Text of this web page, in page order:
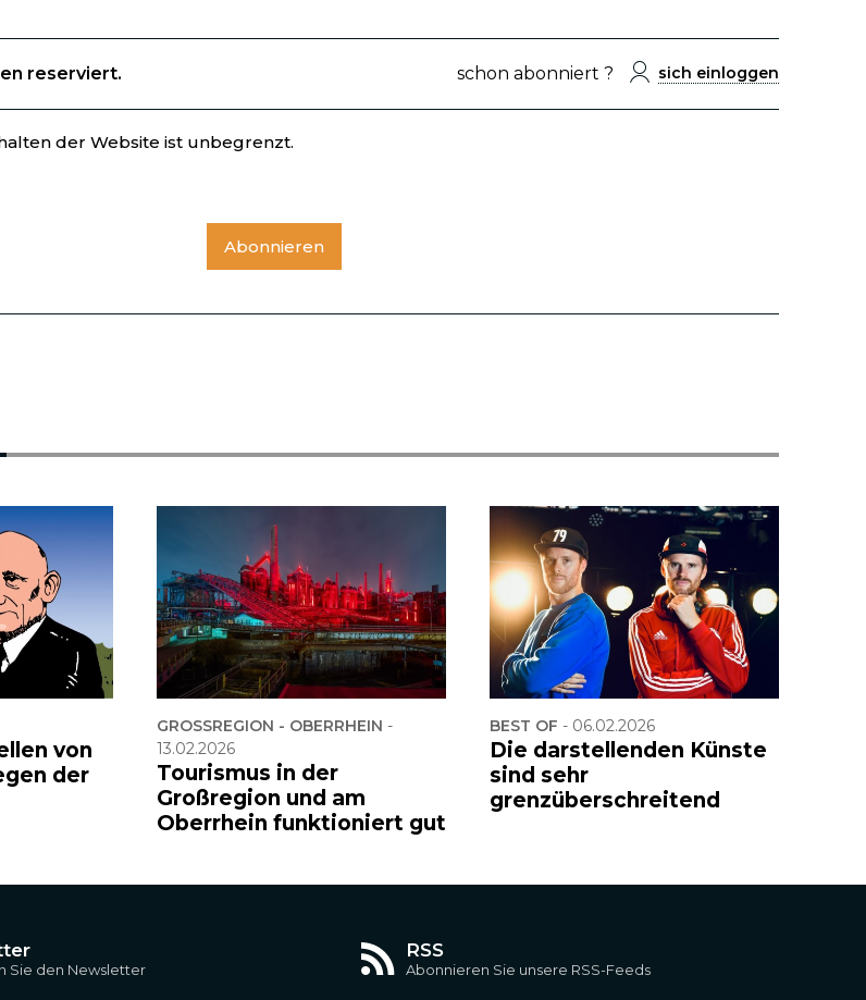
reserviert. schon abonniert ? sich einloggen
der Website ist unbegrenzt.
Abonnieren
von
der
GROSSREGION - OBERRHEIN
-
13.02.2026
Tourismus in der
Großregion und am
Oberrhein funktioniert gut
BEST OF - 06.02.2026
Die darstellenden Künste
sind sehr
grenzüberschreitend
Sie den Newsletter
RSS
Abonnieren Sie unsere RSS-Feeds